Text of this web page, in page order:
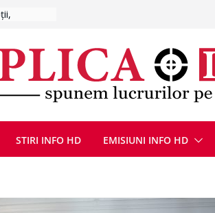
STIRI INFO HD EMISIUNI INFO HD